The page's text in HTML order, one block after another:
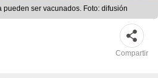
pueden ser vacunados. Foto: difusión
Compartir